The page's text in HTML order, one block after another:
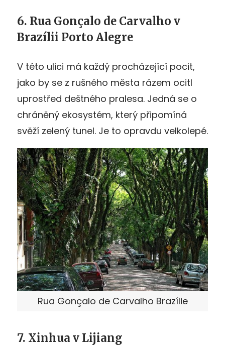
6. Rua Gonçalo de Carvalho v
Brazílii Porto Alegre
V této ulici má každý procházející pocit,
jako by se z rušného města rázem ocitl
uprostřed deštného pralesa. Jedná se o
chráněný ekosystém, který připomíná
svěží zelený tunel. Je to opravdu velkolepé.
Rua Gonçalo de Carvalho Brazílie
7. Xinhua v Lijiang